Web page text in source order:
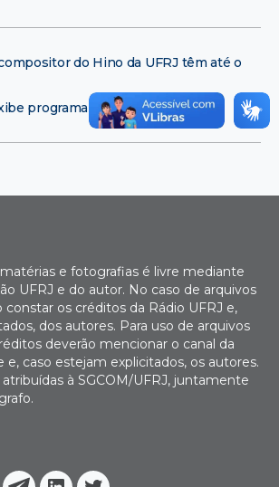
do Hino da UFRJ têm até o
programa sobre Jessie Jane
e fotografias é livre mediante
UFRJ e do autor. No caso de arquivos
constar os créditos da Rádio UFRJ e,
dos autores. Para uso de arquivos
deverão mencionar o canal da
e, caso estejam explicitados, os autores.
à SGCOM/UFRJ, juntamente